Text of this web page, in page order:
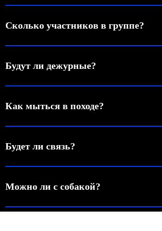
Сколько участников в группе?
Будут ли дежурные?
Как мыться в походе?
Будет ли связь?
Можно ли с собакой?